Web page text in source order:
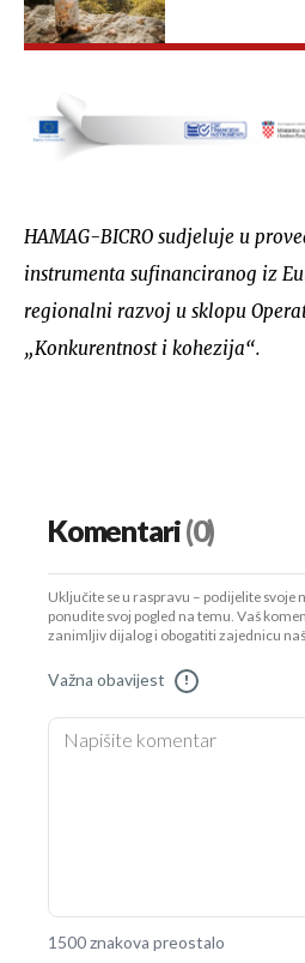
HAMAG-BICRO sudjeluje u
instrumenta sufinanciranog iz
regionalni razvoj u sklopu
„Konkurentnost i kohezija“.
Komentari(0)
Uključite se u raspravu – podijelite svoje
ponudite svoj pogled na temu. Vaš
zanimljiv dijalog i obogatiti zajednicu
Važna obavijest !
1500 znakova preostalo